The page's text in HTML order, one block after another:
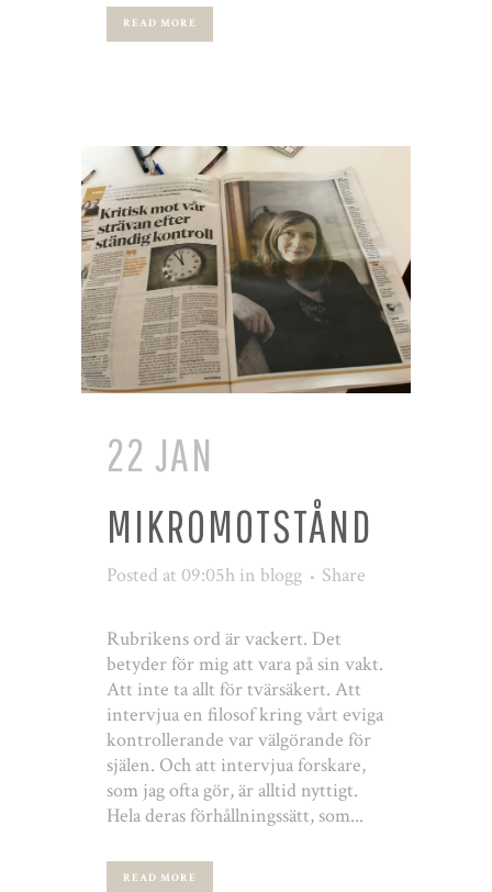
READ MORE
22 JAN
MIKROMOTSTÅND
Posted at 09:05h in blogg Share
Rubrikens ord är vackert. Det
betyder för mig att vara på sin vakt.
Att inte ta allt för tvärsäkert. Att
intervjua en filosof kring vårt eviga
kontrollerande var välgörande för
själen. Och att intervjua forskare,
som jag ofta gör, är alltid nyttigt.
Hela deras förhållningssätt, som...
READ MORE